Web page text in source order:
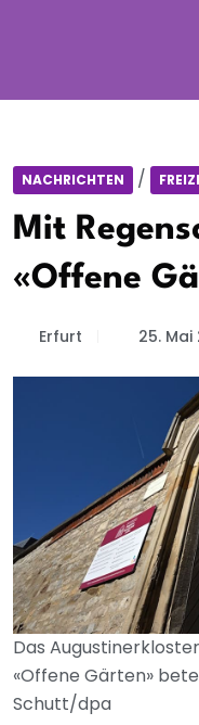
NACHRICHTEN /
Mit
«Offene
Erfurt 25. Mai
Das
«Offene Gärten»
Schutt/dpa